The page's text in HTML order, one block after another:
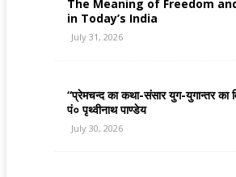
The Meaning of Freedom
in Today’s India
July 31, 2026
“प्रेमचन्द का कथा-संसार युग-युगान्तर का
पं० पृथ्वीनाथ पाण्डेय
July 30, 2026